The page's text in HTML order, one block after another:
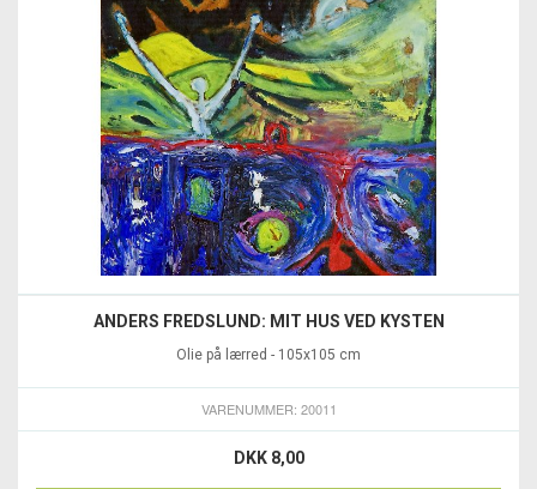
ANDERS FREDSLUND: MIT HUS VED KYSTEN
Olie på lærred - 105x105 cm
VARENUMMER: 20011
DKK 8,00